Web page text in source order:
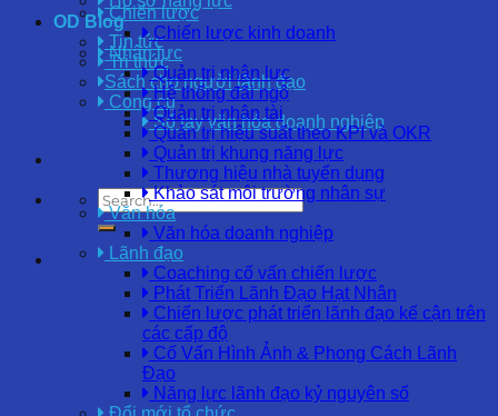
OD Blog
Tin tức
Tri thức
Sách cho người lãnh đạo
Công cụ
Sổ tay văn hóa doanh nghiệp
Chiến lược
Chiến lược kinh doanh
Nhân lực
Quản trị nhân lực
Hệ thống đãi ngộ
Quản trị nhân tài
Quản trị hiệu suất theo KPI và OKR
Quản trị khung năng lực
Thương hiệu nhà tuyển dụng
Khảo sát môi trường nhân sự
Văn hóa
Văn hóa doanh nghiệp
Lãnh đạo
Coaching cố vấn chiến lược
Phát Triển Lãnh Đạo Hạt Nhân
Chiến lược phát triển lãnh đạo kế cận trên
các cấp độ
Cố Vấn Hình Ảnh & Phong Cách Lãnh
Đạo
Năng lực lãnh đạo kỷ nguyên số